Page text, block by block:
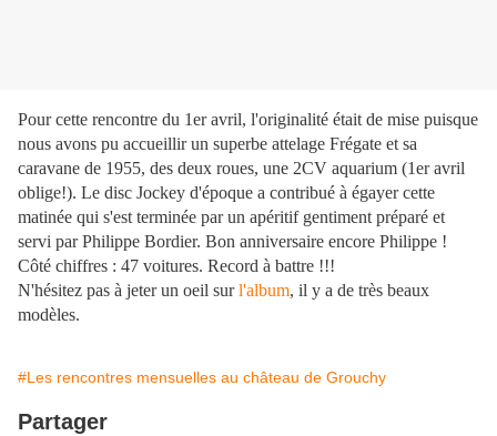
Pour cette rencontre du 1er avril, l'originalité était de mise puisque
nous avons pu accueillir un superbe attelage Frégate et sa
caravane de 1955, des deux roues, une 2CV aquarium (1er avril
oblige!). Le disc Jockey d'époque a contribué à égayer cette
matinée qui s'est terminée par un apéritif gentiment préparé et
servi par Philippe Bordier. Bon anniversaire encore Philippe !
Côté chiffres : 47 voitures. Record à battre !!!
N'hésitez pas à jeter un oeil sur l'album, il y a de très beaux
modèles.
#Les rencontres mensuelles au château de Grouchy
Partager